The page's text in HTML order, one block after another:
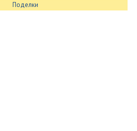
Поделки